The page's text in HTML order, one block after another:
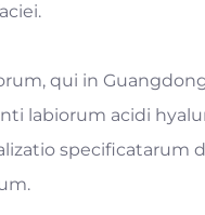
qui in
labiorum acidi
specificatarum